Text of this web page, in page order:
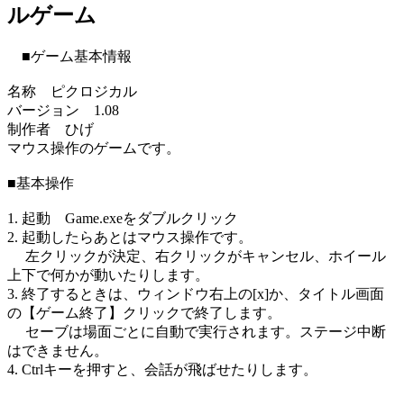
ルゲーム
■ゲーム基本情報
名称 ピクロジカル
バージョン 1.08
制作者 ひげ
マウス操作のゲームです。
■基本操作
1. 起動 Game.exeをダブルクリック
2. 起動したらあとはマウス操作です。
左クリックが決定、右クリックがキャンセル、ホイール
上下で何かが動いたりします。
3. 終了するときは、ウィンドウ右上の[x]か、タイトル画面
の【ゲーム終了】クリックで終了します。
セーブは場面ごとに自動で実行されます。ステージ中断
はできません。
4. Ctrlキーを押すと、会話が飛ばせたりします。